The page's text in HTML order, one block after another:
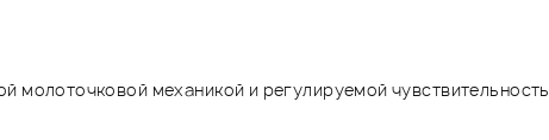
молоточковой механикой и регулируемой